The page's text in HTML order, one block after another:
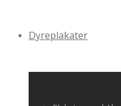
Dyreplakater